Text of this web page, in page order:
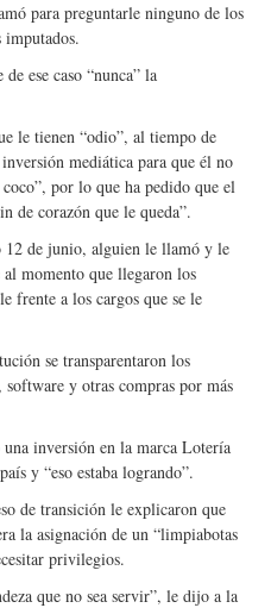
para preguntarle ninguno de los
imputados.
ese caso “nunca” la
le tienen “odio”, al tiempo de
mediática para que él no
por lo que ha pedido que el
de corazón que le queda”.
12 de junio, alguien le llamó y le
momento que llegaron los
frente a los cargos que se le
se transparentaron los
software y otras compras por más
inversión en la marca Lotería
y “eso estaba logrando”.
de transición le explicaron que
la asignación de un “limpiabotas
privilegios.
que no sea servir”, le dijo a la